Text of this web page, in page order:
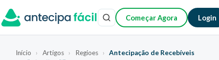
Começar Agora Login
Início › Artigos › Regioes ›
Antecipação de Recebíveis